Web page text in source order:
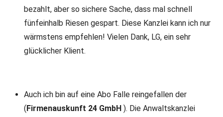
bezahlt, aber so sichere Sache, dass mal schnell
fünfeinhalb Riesen gespart. Diese Kanzlei kann ich nur
wärmstens empfehlen! Vielen Dank, LG, ein sehr
glücklicher Klient.
Auch ich bin auf eine Abo Falle reingefallen der
(Firmenauskunft 24 GmbH ). Die Anwaltskanzlei